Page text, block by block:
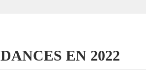
EN 2022